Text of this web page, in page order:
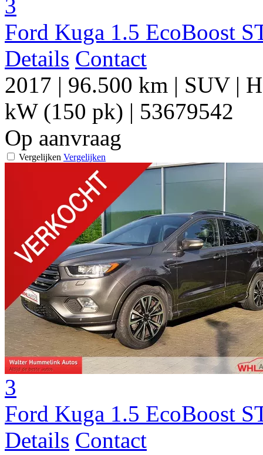
3
Ford Kuga 1.5 EcoBoost
Details Contact
2017 | 96.500 km | SUV|
kW (150 pk) | 53679542
Op aanvraag
Vergelijken Vergelijken
3
Ford Kuga 1.5 EcoBoost
Details Contact